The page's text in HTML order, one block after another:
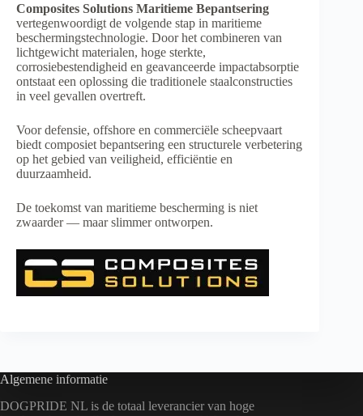
Composites Solutions Maritieme Bepantsering
vertegenwoordigt de volgende stap in maritieme
beschermingstechnologie. Door het combineren van
lichtgewicht materialen, hoge sterkte,
corrosiebestendigheid en geavanceerde impactabsorptie
ontstaat een oplossing die traditionele staalconstructies
in veel gevallen overtreft.
Voor defensie, offshore en commerciële scheepvaart
biedt composiet bepantsering een structurele verbetering
op het gebied van veiligheid, efficiëntie en
duurzaamheid.
De toekomst van maritieme bescherming is niet
zwaarder — maar slimmer ontworpen.
Algemene informatie
DOGPRIDE NL is de totaal leverancier van hoge